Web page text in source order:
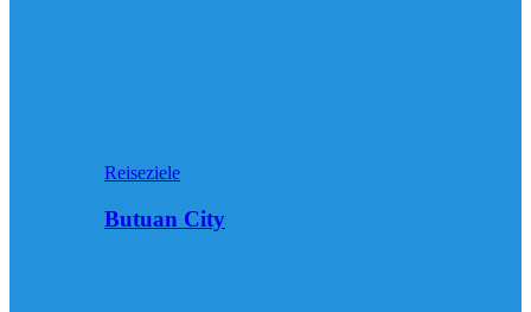
Reiseziele
Butuan City